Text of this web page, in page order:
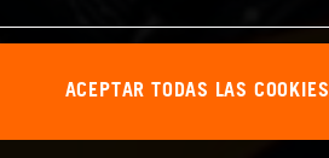
ACEPTAR TODAS LAS COOKIES